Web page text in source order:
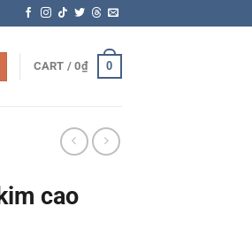
CART /0₫ 0
cao